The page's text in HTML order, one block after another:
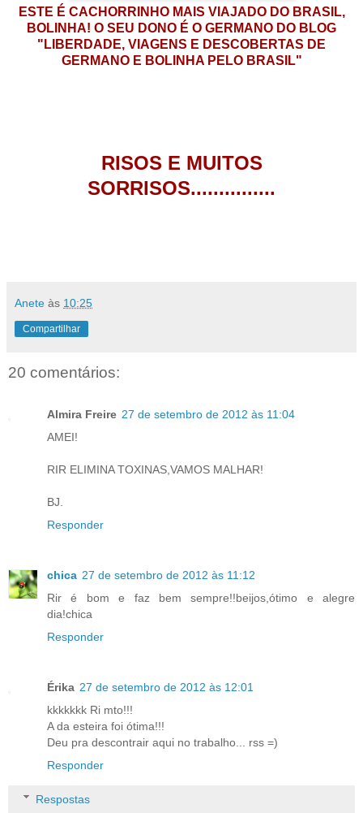
ESTE É CACHORRINHO MAIS VIAJADO DO BRASIL,
BOLINHA! O SEU DONO É O GERMANO DO BLOG
"LIBERDADE, VIAGENS E DESCOBERTAS DE
GERMANO E BOLINHA PELO BRASIL"
RISOS E MUITOS
SORRISOS...............
Anete às 10:25
Compartilhar
20 comentários:
Almira Freire 27 de setembro de 2012 às 11:04
AMEI!
RIR ELIMINA TOXINAS,VAMOS MALHAR!
BJ.
Responder
chica 27 de setembro de 2012 às 11:12
Rir é bom e faz bem sempre!!beijos,ótimo e alegre
dia!chica
Responder
Érika 27 de setembro de 2012 às 12:01
kkkkkkk Ri mto!!!
A da esteira foi ótima!!!
Deu pra descontrair aqui no trabalho... rss =)
Responder
Respostas